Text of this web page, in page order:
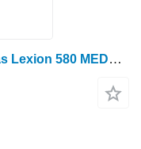
Ozubené koleso prevodovky Claas Lexion 580 MEDZIPREVODOVKA 0007699890 (Rozdeľovacia prevodovka na obilného kombajna Claas Lexion 580